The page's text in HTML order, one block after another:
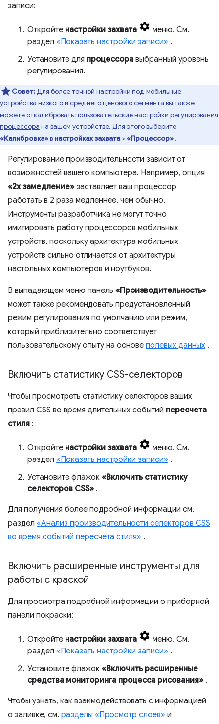
записи:
Откройте настройки захвата
меню. См.
раздел «Показать настройки записи» .
Установите для процессора выбранный уровень
регулирования.
Совет:Для более точной настройки под мобильные
устройства низкого и среднего ценового сегмента вы также
можетеоткалибровать пользовательские настройки регулирования
процессора на вашем устройстве. Для этого выберите
«Калибровка»в настройках захвата >«Процессор» .
Регулирование производительности зависит от
возможностей вашего компьютера. Например, опция
«2x замедление» заставляет ваш процессор
работать в 2 раза медленнее, чем обычно.
Инструменты разработчика не могут точно
имитировать работу процессоров мобильных
устройств, поскольку архитектура мобильных
устройств сильно отличается от архитектуры
настольных компьютеров и ноутбуков.
В выпадающем меню панель «Производительность»
может также рекомендовать предустановленный
режим регулирования по умолчанию или режим,
который приблизительно соответствует
пользовательскому опыту на основе полевых данных .
Включить статистику CSS-селекторов
Чтобы просмотреть статистику селекторов ваших
правил CSS во время длительных событий пересчета
стиля :
Откройте настройки захвата
меню. См.
раздел «Показать настройки записи» .
Установите флажок «Включить статистику
селекторов CSS» .
Для получения более подробной информации см.
раздел «Анализ производительности селекторов CSS
во время событий пересчета стиля» .
Включить расширенные инструменты для
работы с краской
Для просмотра подробной информации о приборной
панели покраски:
Откройте настройки захвата
меню. См.
раздел «Показать настройки записи» .
Установите флажок «Включить расширенные
средства мониторинга процесса рисования» .
Чтобы узнать, как взаимодействовать с информацией
о заливке, см. разделы «Просмотр слоев» и